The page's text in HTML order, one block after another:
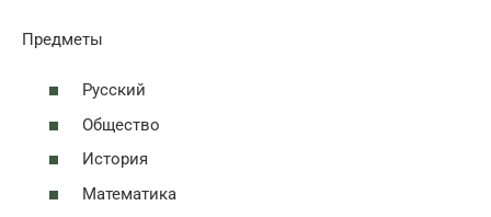
Предметы
Русский
Общество
История
Математика